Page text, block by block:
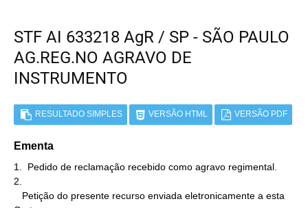
STF AI 633218 AgR / SP - SÃO PAULO
AG.REG.NO AGRAVO DE
INSTRUMENTO
RESULTADO SIMPLES VERSÃO HTML VERSÃO PDF
Ementa
1.  Pedido de reclamação recebido como agravo regimental.
2.